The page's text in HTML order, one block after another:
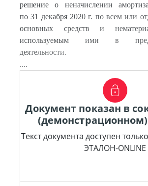
решение о неначислении
по 31 декабря 2020 г. по всем или
основных средств и
используемым ими в
деятельности.
....
Документ показан в
Текст документа доступен
ЭТАЛОН-ONLINE